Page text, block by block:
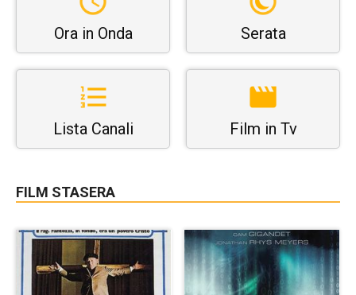
Ora in Onda Serata
Lista Canali Film in Tv
FILM STASERA